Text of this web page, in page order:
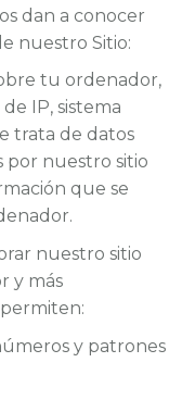
dan a conocer
nuestro Sitio:
tu ordenador,
IP, sistema
trata de datos
por nuestro sitio
que se
nuestro sitio
y más
y patrones